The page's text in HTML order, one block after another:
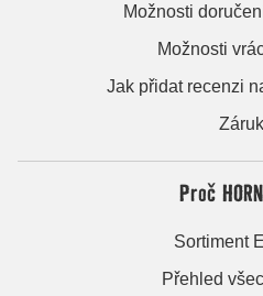
Možnosti
Možnosti
Jak přidat recenzi
Proč
Sortiment
Přehled